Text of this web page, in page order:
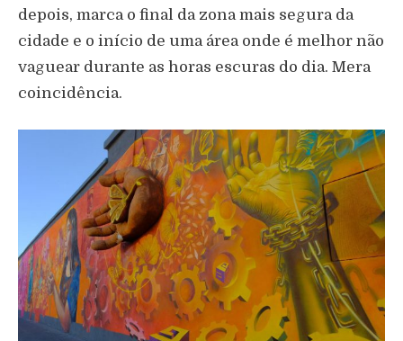
depois, marca o final da zona mais segura da
cidade e o início de uma área onde é melhor não
vaguear durante as horas escuras do dia. Mera
coincidência.